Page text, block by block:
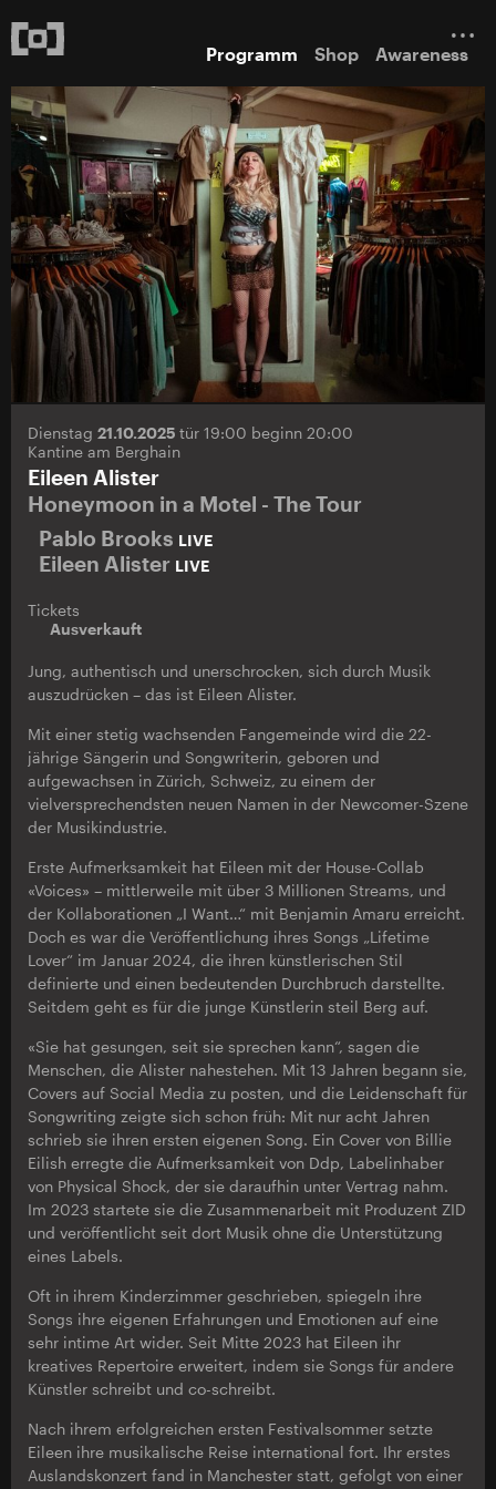
Programm Shop Awareness
Dienstag 21.10.2025 tür 19:00 beginn 20:00
Kantine am Berghain
Eileen Alister
Honeymoon in a Motel - The Tour
Pablo Brooks LIVE
Eileen Alister LIVE
Tickets
Ausverkauft
Jung, authentisch und unerschrocken, sich durch Musik
auszudrücken – das ist Eileen Alister.
Mit einer stetig wachsenden Fangemeinde wird die 22-
jährige Sängerin und Songwriterin, geboren und
aufgewachsen in Zürich, Schweiz, zu einem der
vielversprechendsten neuen Namen in der Newcomer-Szene
der Musikindustrie.
Erste Aufmerksamkeit hat Eileen mit der House-Collab
«Voices» – mittlerweile mit über 3 Millionen Streams, und
der Kollaborationen „I Want…“ mit Benjamin Amaru erreicht.
Doch es war die Veröffentlichung ihres Songs „Lifetime
Lover“ im Januar 2024, die ihren künstlerischen Stil
definierte und einen bedeutenden Durchbruch darstellte.
Seitdem geht es für die junge Künstlerin steil Berg auf.
«Sie hat gesungen, seit sie sprechen kann“, sagen die
Menschen, die Alister nahestehen. Mit 13 Jahren begann sie,
Covers auf Social Media zu posten, und die Leidenschaft für
Songwriting zeigte sich schon früh: Mit nur acht Jahren
schrieb sie ihren ersten eigenen Song. Ein Cover von Billie
Eilish erregte die Aufmerksamkeit von Ddp, Labelinhaber
von Physical Shock, der sie daraufhin unter Vertrag nahm.
Im 2023 startete sie die Zusammenarbeit mit Produzent ZID
und veröffentlicht seit dort Musik ohne die Unterstützung
eines Labels.
Oft in ihrem Kinderzimmer geschrieben, spiegeln ihre
Songs ihre eigenen Erfahrungen und Emotionen auf eine
sehr intime Art wider. Seit Mitte 2023 hat Eileen ihr
kreatives Repertoire erweitert, indem sie Songs für andere
Künstler schreibt und co-schreibt.
Nach ihrem erfolgreichen ersten Festivalsommer setzte
Eileen ihre musikalische Reise international fort. Ihr erstes
Auslandskonzert fand in Manchester statt, gefolgt von einer